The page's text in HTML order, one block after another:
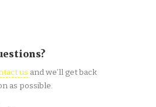
us and we’ll get back
as possible.